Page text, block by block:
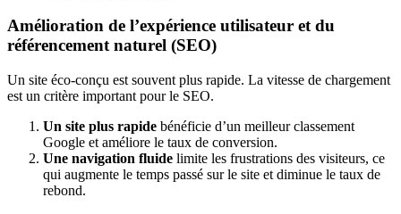
Amélioration de l’expérience utilisateur et du
référencement naturel (SEO)
Un site éco-conçu est souvent plus rapide. La vitesse de chargement
est un critère important pour le SEO.
Un site plus rapide bénéficie d’un meilleur classement
Google et améliore le taux de conversion.
Une navigation fluide limite les frustrations des visiteurs, ce
qui augmente le temps passé sur le site et diminue le taux de
rebond.